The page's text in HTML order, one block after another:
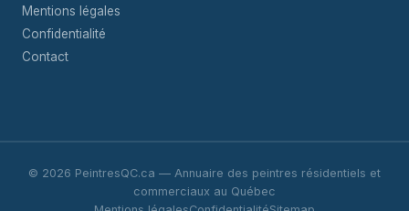
Mentions légales
Confidentialité
Contact
© 2026 PeintresQC.ca — Annuaire des peintres résidentiels et
commerciaux au Québec